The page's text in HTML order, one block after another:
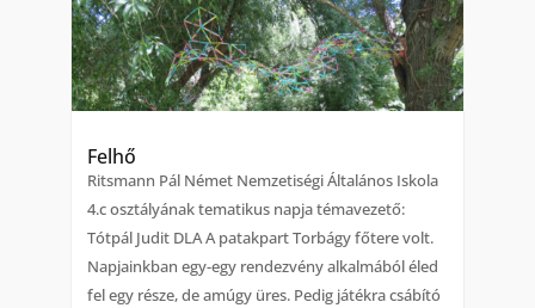
Felhő
Ritsmann Pál Német Nemzetiségi Általános Iskola
4.c osztályának tematikus napja témavezető:
Tótpál Judit DLA A patakpart Torbágy főtere volt.
Napjainkban egy-egy rendezvény alkalmából éled
fel egy része, de amúgy üres. Pedig játékra csábító